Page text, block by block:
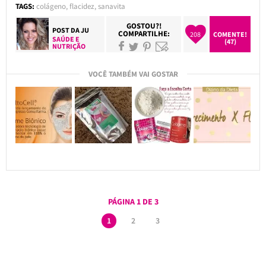
TAGS: colágeno,flacidez,sanavita
POST DAJU
SAÚDE E
NUTRIÇÃO
GOSTOU?!
COMPARTILHE: 208
COMENTE!
(47)
VOCÊ TAMBÉM VAI GOSTAR
PÁGINA 1 DE 3
1
2 3